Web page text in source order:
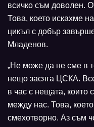
всичко съм доволен.
Това, което искахме
цикъл с добър
Младенов.
„Не може да не сме в
нещо засяга ЦСКА.
в час с нещата, които
между нас. Това,
смехотворно. Аз съм